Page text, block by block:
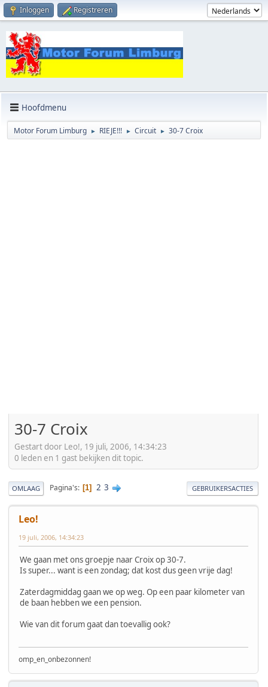
Inloggen Registreren
Hoofdmenu
Motor Forum Limburg ► RIEJE!!! ► Circuit ► 30-7 Croix
30-7 Croix
Gestart door Leo!, 19 juli, 2006, 14:34:23
0 leden en 1 gast bekijken dit topic.
OMLAAG Pagina's 1 2 3 GEBRUIKERSACTIES
Leo!
19 juli, 2006, 14:34:23
We gaan met ons groepje naar Croix op 30-7.
Is super... want is een zondag; dat kost dus geen vrije dag!
Zaterdagmiddag gaan we op weg. Op een paar kilometer van
de baan hebben we een pension.
Wie van dit forum gaat dan toevallig ook?
omp_en_onbezonnen!